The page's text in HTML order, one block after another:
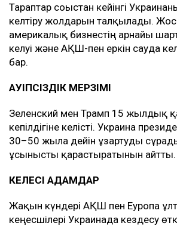
Тараптар соғыстан кейінгі
келтіру жолдарын талқылады.
америкалық бизнестің арнайы
келуі және АҚШ-пен еркін сауда
бар.
ҚАУІПСІЗДІК МЕРЗІМІ
Зеленский мен Трамп 15 жылдық
кепілдігіне келісті. Украина
30–50 жылға дейін ұзартуды
ұсынысты қарастыратынын айтты.
КЕЛЕСІ ҚАДАМДАР
Жақын күндері АҚШ пен Еуропа
кеңесшілері Украинада кездесу